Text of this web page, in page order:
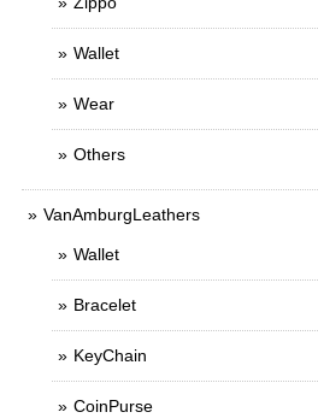
Wallet
Wear
Others
VanAmburgLeathers
Wallet
Bracelet
KeyChain
CoinPurse